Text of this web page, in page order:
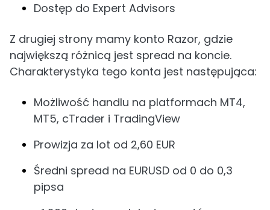
Dostęp do Expert Advisors
Z drugiej strony mamy konto Razor, gdzie
największą różnicą jest spread na koncie.
Charakterystyka tego konta jest następująca:
Możliwość handlu na platformach MT4,
MT5, cTrader i TradingView
Prowizja za lot od 2,60 EUR
Średni spread na EURUSD od 0 do 0,3
pipsa